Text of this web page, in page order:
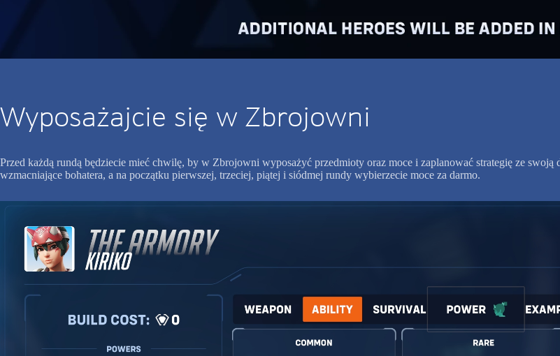
Wyposażajcie się w Zbrojowni
Przed każdą rundą będziecie mieć chwilę, by w Zbrojowni wyposażyć przedmioty oraz moce i zaplanować strategię ze
wzmacniające bohatera, a na początku pierwszej, trzeciej, piątej i siódmej rundy wybierzecie moce za darmo.